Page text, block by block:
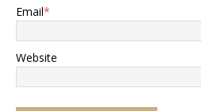
Email*
Website